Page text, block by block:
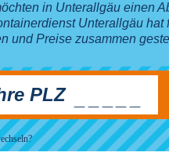
in Unterallgäu einen
Unterallgäu hat
und Preise zusammen
PLZ